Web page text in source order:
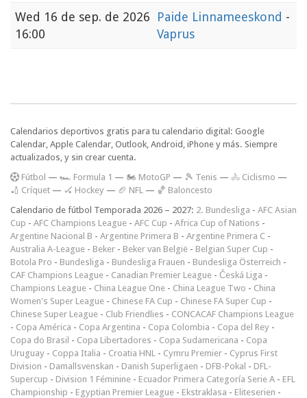
Wed 16 de sep. de 2026
16:00
Paide Linnameeskond -
Vaprus
Calendarios deportivos gratis para tu calendario digital: Google
Calendar, Apple Calendar, Outlook, Android, iPhone y más. Siempre
actualizados, y sin crear cuenta.
Fútbol — 🏎️ Formula 1 — 🏍 MotoGP — 🎾 Tenis — 🚴 Ciclismo —
🏏 Críquet — 🏑 Hockey — 🏈 NFL — 🏀 Baloncesto
Calendario de fútbol Temporada 2026 – 2027: 2. Bundesliga - AFC Asian
Cup - AFC Champions League - AFC Cup - Africa Cup of Nations -
Argentine Nacional B - Argentine Primera B - Argentine Primera C -
Australia A-League - Beker - Beker van België - Belgian Super Cup -
Botola Pro - Bundesliga - Bundesliga Frauen - Bundesliga Österreich -
CAF Champions League - Canadian Premier League - Česká Liga -
Champions League - China League One - China League Two - China
Women's Super League - Chinese FA Cup - Chinese FA Super Cup -
Chinese Super League - Club Friendlies - CONCACAF Champions League
- Copa América - Copa Argentina - Copa Colombia - Copa del Rey -
Copa do Brasil - Copa Libertadores - Copa Sudamericana - Copa
Uruguay - Coppa Italia - Croatia HNL - Cymru Premier - Cyprus First
Division - Damallsvenskan - Danish Superligaen - DFB-Pokal - DFL-
Supercup - Division 1 Féminine - Ecuador Primera Categoría Serie A - EFL
Championship - Egyptian Premier League - Ekstraklasa - Eliteserien -